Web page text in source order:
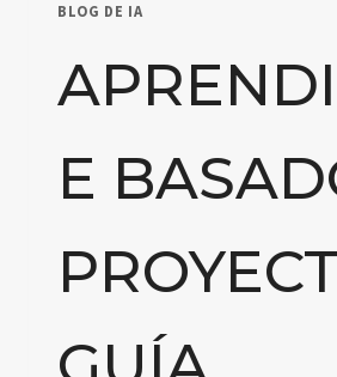
BLOG DE IA
E